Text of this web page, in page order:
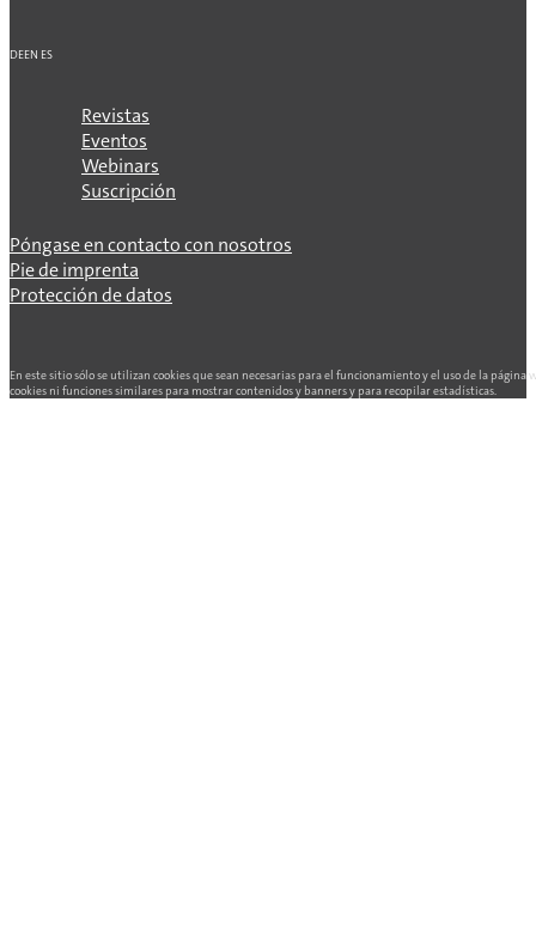
DEEN ES
Revistas
Eventos
Webinars
Suscripción
Póngase en contacto con nosotros
Pie de imprenta
Protección de datos
En este sitio sólo se utilizan cookies que sean necesarias para el funcionamiento y el uso de la
cookies ni funciones similares para mostrar contenidos y banners y para recopilar estadísticas.